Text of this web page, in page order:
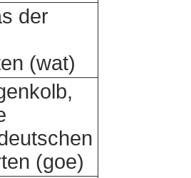
der
(wat)
(goe)